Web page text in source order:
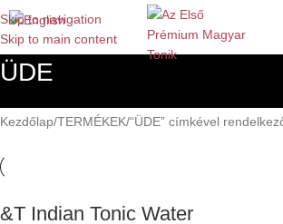
Skip to navigation
Skip to main content
ÜDE
Kezdőlap TERMÉKEK “ÜDE” címkével
&T Indian Tonic Water